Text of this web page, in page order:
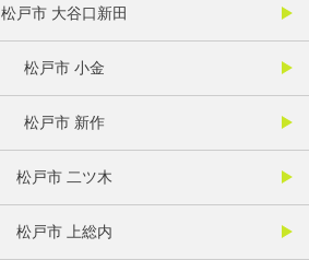
松戸市 大谷口新田
松戸市 小金
松戸市 新作
松戸市 二ツ木
松戸市 上総内